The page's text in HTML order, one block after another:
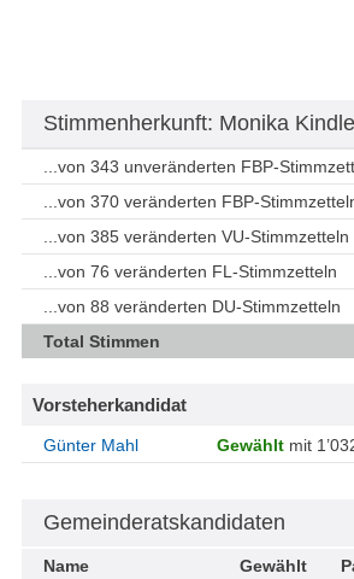
Stimmenherkunft: Monika Kindle
...von 343 unveränderten FBP-
...von 370 veränderten FBP-
...von 385 veränderten VU-Stimmzetteln
...von 76 veränderten FL-Stimmzetteln
...von 88 veränderten DU-Stimmzetteln
Total Stimmen
Vorsteherkandidat
Günter Mahl Gewählt mit
Gemeinderatskandidaten
Name Gewählt